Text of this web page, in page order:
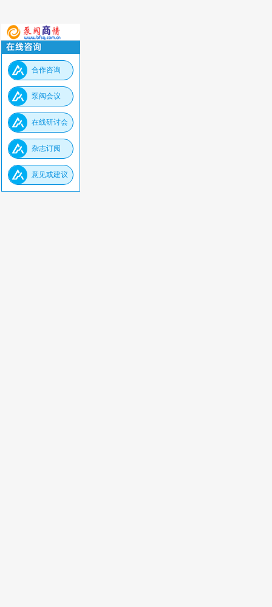
合作咨询
泵阀会议
在线研讨会
杂志订阅
意见或建议